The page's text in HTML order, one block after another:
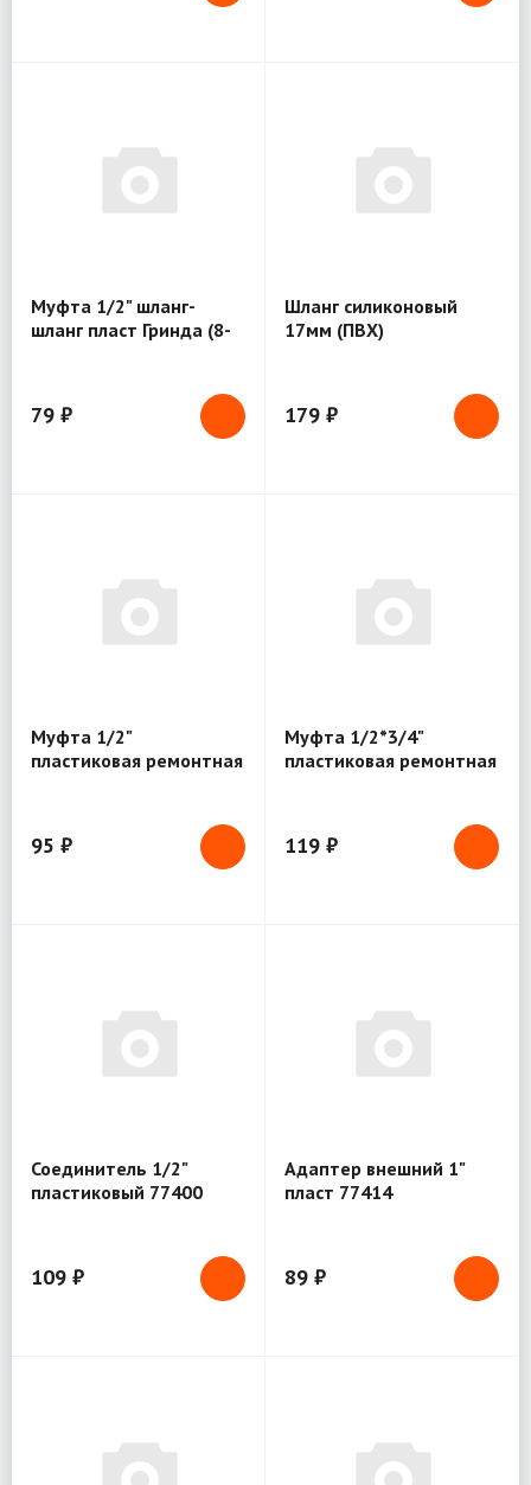
Муфта 1/2" шланг-
шланг пласт Гринда (8-
79 ₽
Шланг силиконовый
17мм (ПВХ)
179 ₽
Муфта 1/2"
пластиковая ремонтная
95 ₽
Муфта 1/2*3/4"
пластиковая ремонтная
119 ₽
Соединитель 1/2"
пластиковый 77400
109 ₽
Адаптер внешний 1"
пласт 77414
89 ₽